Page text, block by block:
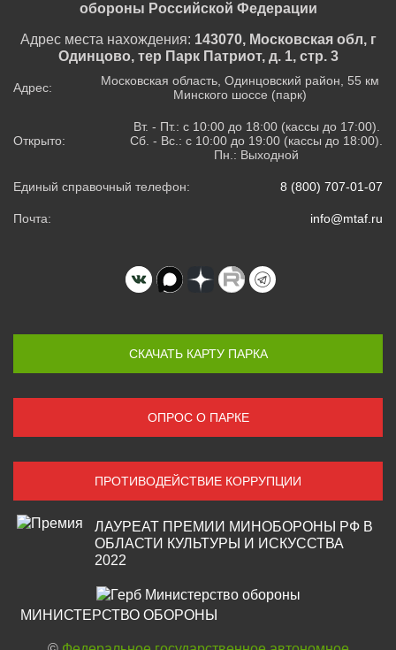
обороны Российской Федерации
Адрес места нахождения: 143070, Московская обл, г
Одинцово, тер Парк Патриот, д. 1, стр. 3
Адрес:
Московская область, Одинцовский район, 55 км
Минского шоссе (парк)
Открыто:
Вт. - Пт.: с 10:00 до 18:00 (кассы до 17:00).
Сб. - Вс.: с 10:00 до 19:00 (кассы до 18:00).
Пн.: Выходной
Единый справочный телефон: 8 (800) 707-01-07
Почта: info@mtaf.ru
СКАЧАТЬ КАРТУ ПАРКА
ОПРОС О ПАРКЕ
ПРОТИВОДЕЙСТВИЕ КОРРУПЦИИ
ЛАУРЕАТ ПРЕМИИ МИНОБОРОНЫ РФ В
ОБЛАСТИ КУЛЬТУРЫ И ИСКУССТВА
2022
МИНИСТЕРСТВО ОБОРОНЫ